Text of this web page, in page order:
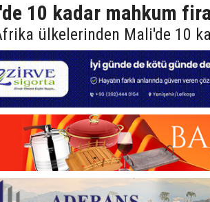
10 kadar mahkum
ülkelerinden Mali'de 10